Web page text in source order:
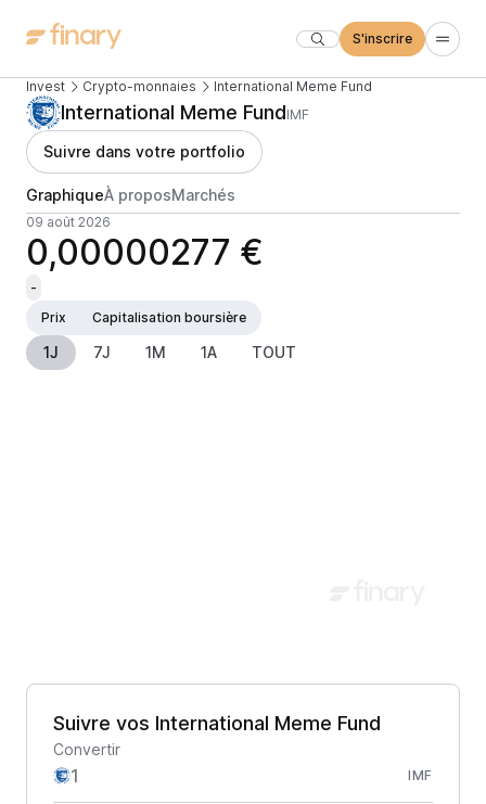
S'inscrire
Invest Crypto-monnaies International Meme Fund
International Meme FundIMF
Suivre dans votre portfolio
GraphiqueÀ proposMarchés
09 août 2026
0,00000277 €
-
Prix
Capitalisation boursière
1J 7J 1M 1A TOUT
Suivre vos International Meme Fund
Convertir
IMF